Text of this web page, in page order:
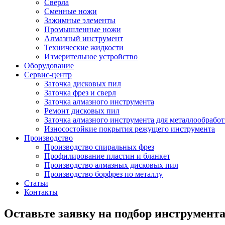
Сверла
Сменные ножи
Зажимные элементы
Промышленные ножи
Алмазный инструмент
Технические жидкости
Измерительное устройство
Оборудование
Сервис-центр
Заточка дисковых пил
Заточка фрез и сверл
Заточка алмазного инструмента
Ремонт дисковых пил
Заточка алмазного инструмента для
Износостойкие покрытия режущего инструмента
Производство
Производство спиральных фрез
Профилирование пластин и бланкет
Производство алмазных дисковых пил
Производство борфрез по металлу
Статьи
Контакты
Оставьте заявку на подбор инструмента